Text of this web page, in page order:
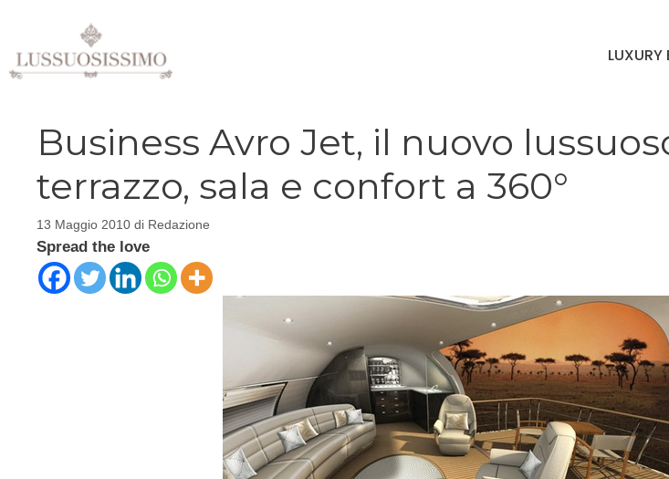
contenuto
LUXURY
Business Avro Jet, il nuovo
terrazzo, sala e confort a 360°
13 Maggio 2010 di Redazione
Spread the love